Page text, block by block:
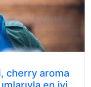
cherry aroma